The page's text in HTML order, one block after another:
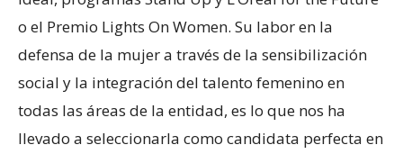
o el Premio Lights On Women. Su labor en la
defensa de la mujer a través de la sensibilización
social y la integración del talento femenino en
todas las áreas de la entidad, es lo que nos ha
llevado a seleccionarla como candidata perfecta en